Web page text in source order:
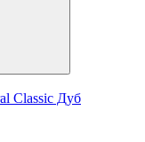
Classic Дуб